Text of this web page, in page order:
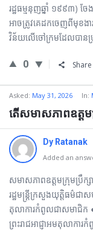
រដ្ឋធម្មនុញឆ្នាំ ១៩៩៣) ច
អាចត្រូវគេដកចេញពីមុខងា
វិន័យលើចៅក្រមដែលបានប្
0 Share
Asked: May 31, 2026 In:
តើសមាសភាពឧត្ដមក្
Dy Ratanak
Added an
សមាសភាពឧត្ដមក្រុមប្រឹក្ស
រដ្ឋមន្រ្តីក្រសួងយុត្តិធម៌ជ
តុលាការកំពូលជាសមាជិក ●
ព្រះរាជអាជ្ញាអមតុលាក